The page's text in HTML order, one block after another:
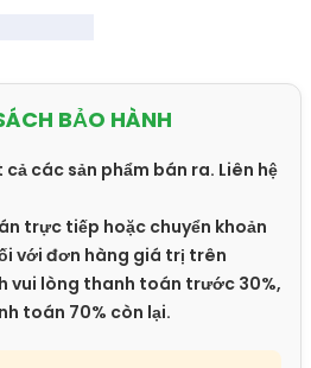
BẢO HÀNH
cả các sản phẩm bán ra. Liên hệ
trực tiếp hoặc chuyển khoản
với đơn hàng giá trị trên
vui lòng thanh toán trước 30%,
toán 70% còn lại.